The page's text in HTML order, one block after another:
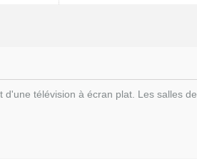
télévision à écran plat. Les salles de